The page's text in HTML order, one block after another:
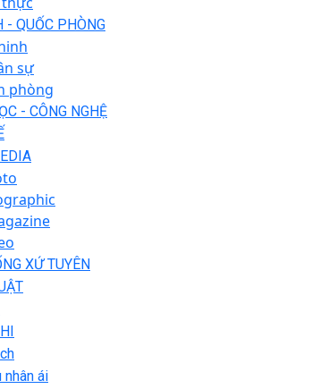
- QUỐC PHÒNG
sự
phòng
- CÔNG NGHỆ
XỨ TUYÊN
nhân ái